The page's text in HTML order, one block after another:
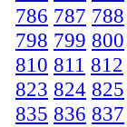
786 787 788
798 799 800
810 811 812
823 824 825
835 836 837